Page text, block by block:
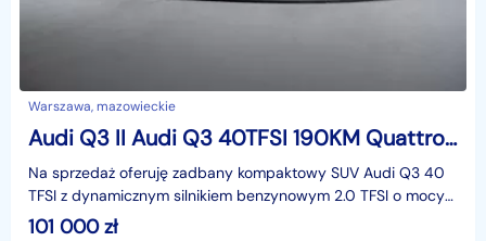
Warszawa, mazowieckie
Audi Q3 II Audi Q3 40TFSI 190KM Quattro Stronic Comfort salon PL pakiet serwisowy
Na sprzedaż oferuję zadbany kompaktowy SUV Audi Q3 40
TFSI z dynamicznym silnikiem benzynowym 2.0 TFSI o mocy
190 KM, napędem na cztery koła Quattro oraz automa
101 000zł